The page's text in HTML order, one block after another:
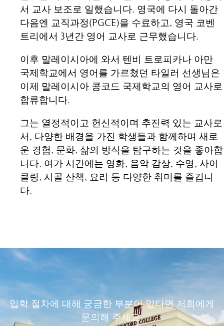
서 교사 보조로 일했습니다. 영국에 다시 돌아간
다음엔 교직과정(PGCE)을 수료하고, 영국 코벤
트리에서 3년간 영어 교사로 근무했습니다.
이후 말레이시아에 와서 텐비 트로피카나 아만
국제학교에서 영어를 가르쳤던 타일러 선생님은
이제 말레이시아 콩코드 국제학교의 영어 교사로
합류합니다.
그는 열정적이고 헌신적이며 추진력 있는 교사로
서, 다양한 배경을 가진 학생들과 함께하며 새로
운 경험, 문화, 삶의 방식을 탐구하는 것을 좋아합
니다. 여가 시간에는 영화, 음악 감상, 수영, 사이
클링, 시골 산책, 요리 등 다양한 취미를 즐깁니
다.
입학 절차에 대해 궁금한 부분이 있다면 저희에게
문의해 주세요.